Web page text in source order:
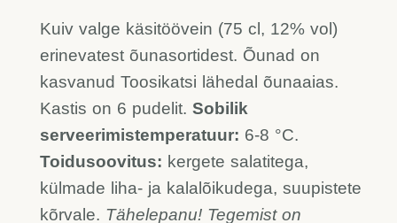
Kuiv valge käsitöövein (75 cl, 12% vol)
erinevatest õunasortidest. Õunad on
kasvanud Toosikatsi lähedal õunaaias.
Kastis on 6 pudelit. Sobilik
serveerimistemperatuur: 6-8 °C.
Toidusoovitus: kergete salatitega,
külmade liha- ja kalalõikudega, suupistete
kõrvale. Tähelepanu! Tegemist on